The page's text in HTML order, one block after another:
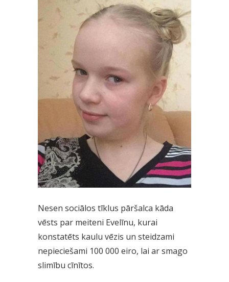
Nesen sociālos tīklus pāršalca kāda
vēsts par meiteni Evelīnu, kurai
konstatēts kaulu vēzis un steidzami
nepieciešami 100 000 eiro, lai ar smago
slimību cīnītos.